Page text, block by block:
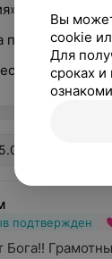
5.0 Life City, д.
подтвержден
Бога!!
Вы
cookie
Для
сроках